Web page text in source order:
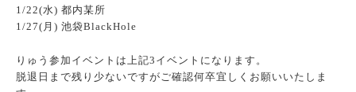
1/22(水) 都内某所
1/27(月) 池袋BlackHole
りゅう参加イベントは上記3イベントになります。
脱退日まで残り少ないですがご確認何卒宜しくお願いいたしま